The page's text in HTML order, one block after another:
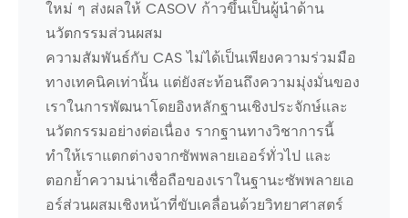
ใหม่ ๆ ส่งผลให้ CASOV ก้าวขึ้นเป็นผู้นำด้าน
นวัตกรรมส่วนผสม
ความสัมพันธ์กับ CAS ไม่ได้เป็นเพียงความร่วมมือ
ทางเทคนิคเท่านั้น แต่ยังสะท้อนถึงความมุ่งมั่นของ
เราในการพัฒนาโดยอิงหลักฐานเชิงประจักษ์และ
นวัตกรรมอย่างต่อเนื่อง รากฐานทางวิชาการนี้
ทำให้เราแตกต่างจากซัพพลายเออร์ทั่วไป และ
ตอกย้ำความน่าเชื่อถือของเราในฐานะซัพพลายเอ
อร์ส่วนผสมเชิงหน้าที่ขับเคลื่อนด้วยวิทยาศาสตร์